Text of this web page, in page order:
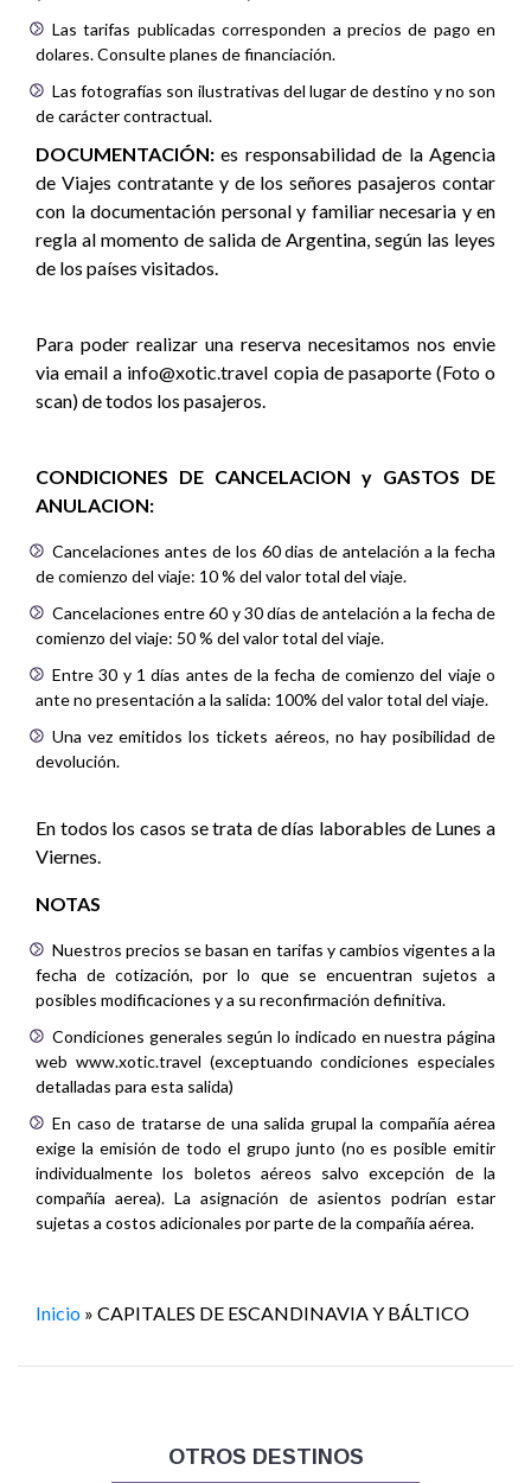
Las tarifas publicadas corresponden a precios de pago en
dolares. Consulte planes de financiación.
Las fotografías son ilustrativas del lugar de destino y no son
de carácter contractual.
DOCUMENTACIÓN: es responsabilidad de la Agencia
de Viajes contratante y de los señores pasajeros contar
con la documentación personal y familiar necesaria y en
regla al momento de salida de Argentina, según las leyes
de los países visitados.
Para poder realizar una reserva necesitamos nos envie
via email a info@xotic.travel copia de pasaporte (Foto o
scan) de todos los pasajeros.
CONDICIONES DE CANCELACION y GASTOS DE
ANULACION:
Cancelaciones antes de los 60 dias de antelación a la fecha
de comienzo del viaje: 10 % del valor total del viaje.
Cancelaciones entre 60 y 30 días de antelación a la fecha de
comienzo del viaje: 50 % del valor total del viaje.
Entre 30 y 1 días antes de la fecha de comienzo del viaje o
ante no presentación a la salida: 100% del valor total del viaje.
Una vez emitidos los tickets aéreos, no hay posibilidad de
devolución.
En todos los casos se trata de días laborables de Lunes a
Viernes.
NOTAS
Nuestros precios se basan en tarifas y cambios vigentes a la
fecha de cotización, por lo que se encuentran sujetos a
posibles modificaciones y a su reconfirmación definitiva.
Condiciones generales según lo indicado en nuestra página
web www.xotic.travel (exceptuando condiciones especiales
detalladas para esta salida)
En caso de tratarse de una salida grupal la compañía aérea
exige la emisión de todo el grupo junto (no es posible emitir
individualmente los boletos aéreos salvo excepción de la
compañía aerea). La asignación de asientos podrían estar
sujetas a costos adicionales por parte de la compañía aérea.
Inicio » CAPITALES DE ESCANDINAVIA Y BÁLTICO
OTROS DESTINOS